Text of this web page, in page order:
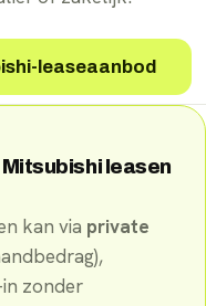
leaseaanbod
Mitsubishi leasen
kan via private
zonder